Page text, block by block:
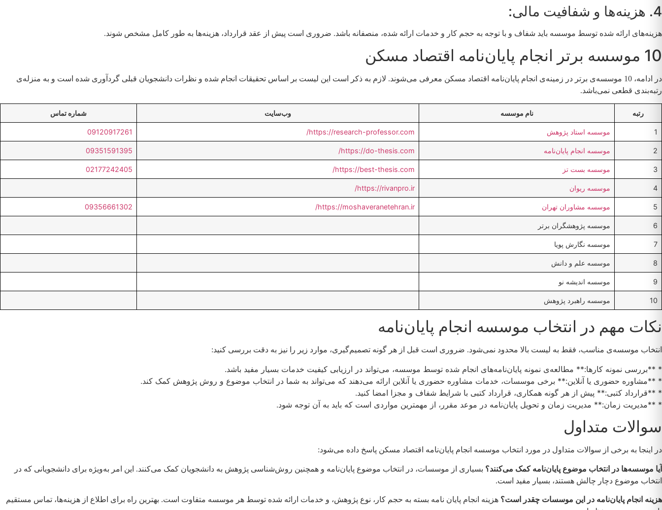
4. هزینه‌ها و شفافیت مالی:
هزینه‌های ارائه شده توسط موسسه باید شفاف و با توجه به حجم کار و خدمات ارائه شده، منصفانه باشد. ضروری است پیش از عقد قرارداد، هزینه‌ها به طور کامل مشخص شوند.
10 موسسه برتر انجام پایان‌نامه اقتصاد مسکن
در ادامه، 10 موسسه‌ی برتر در زمینه‌ی انجام پایان‌نامه اقتصاد مسکن معرفی می‌شوند. لازم به ذکر است این لیست بر اساس تحقیقات انجام شده و نظرات دانشجویان قبلی گردآوری شده است و به منزله‌ی
رتبه‌بندی قطعی نمی‌باشد.
رتبه نام موسسه وب‌سایت شماره تماس
1 موسسه استاد پژوهش https://research-professor.com/
09120917261
2 موسسه انجام پایان‌نامه https://do-thesis.com/
09351591395
3 موسسه بست تز https://best-thesis.com/
02177242405
4 موسسه ریوان https://rivanpro.ir/
5 موسسه مشاوران تهران https://moshaveranetehran.ir/
09356661302
6 موسسه پژوهشگران برتر
7 موسسه نگارش پویا
8 موسسه علم و دانش
9 موسسه اندیشه نو
10 موسسه راهبرد پژوهش
نکات مهم در انتخاب موسسه انجام پایان‌نامه
انتخاب موسسه‌ی مناسب، فقط به لیست بالا محدود نمی‌شود. ضروری است قبل از هر گونه تصمیم‌گیری، موارد زیر را نیز به دقت بررسی کنید:
* **بررسی نمونه کارها:** مطالعه‌ی نمونه پایان‌نامه‌های انجام شده توسط موسسه، می‌تواند در ارزیابی کیفیت خدمات بسیار مفید باشد.
* **مشاوره حضوری یا آنلاین:** برخی موسسات، خدمات مشاوره حضوری یا آنلاین ارائه می‌دهند که می‌تواند به شما در انتخاب موضوع و روش پژوهش کمک کند.
* **قرارداد کتبی:** پیش از هر گونه همکاری، قرارداد کتبی با شرایط شفاف و مجزا امضا کنید.
* **مدیریت زمان:** مدیریت زمان و تحویل پایان‌نامه در موعد مقرر، از مهمترین مواردی است که باید به آن توجه شود.
سوالات متداول
در اینجا به برخی از سوالات متداول در مورد انتخاب موسسه انجام پایان‌نامه اقتصاد مسکن پاسخ داده می‌شود:
آیا موسسه‌ها در انتخاب موضوع پایان‌نامه کمک می‌کنند؟ بسیاری از موسسات، در انتخاب موضوع پایان‌نامه و همچنین روش‌شناسی پژوهش به دانشجویان کمک می‌کنند. این امر به‌ویژه برای دانشجویانی که در
انتخاب موضوع دچار چالش هستند، بسیار مفید است.
هزینه انجام پایان‌نامه در این موسسات چقدر است؟ هزینه انجام پایان نامه بسته به حجم کار، نوع پژوهش، و خدمات ارائه شده توسط هر موسسه متفاوت است. بهترین راه برای اطلاع از هزینه‌ها، تماس مستقیم